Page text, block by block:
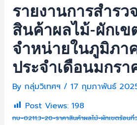
รายงานการสำรว
สินค้าผลไม้-ผักเข
จำหน่ายในภูมิภา
ประจำเดือนมกรา
By กลุ่มวิเทศฯ / 17 กุมภาพันธ์
Post Views: 198
กษ-0211.3-20-ราคาสินค้าผลไม้-ผักเขตร้อนที่